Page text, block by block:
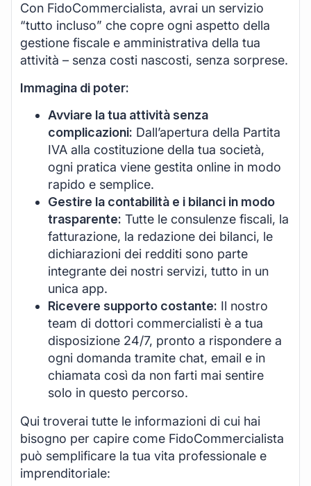
Con FidoCommercialista, avrai un servizio
“tutto incluso” che copre ogni aspetto della
gestione fiscale e amministrativa della tua
attività – senza costi nascosti, senza sorprese.
Immagina di poter:
Avviare la tua attività senza
complicazioni: Dall’apertura della Partita
IVA alla costituzione della tua società,
ogni pratica viene gestita online in modo
rapido e semplice.
Gestire la contabilità e i bilanci in modo
trasparente: Tutte le consulenze fiscali, la
fatturazione, la redazione dei bilanci, le
dichiarazioni dei redditi sono parte
integrante dei nostri servizi, tutto in un
unica app.
Ricevere supporto costante: Il nostro
team di dottori commercialisti è a tua
disposizione 24/7, pronto a rispondere a
ogni domanda tramite chat, email e in
chiamata così da non farti mai sentire
solo in questo percorso.
Qui troverai tutte le informazioni di cui hai
bisogno per capire come FidoCommercialista
può semplificare la tua vita professionale e
imprenditoriale: